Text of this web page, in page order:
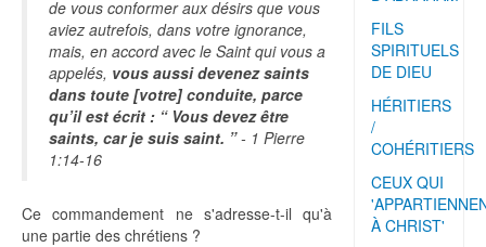
FILS
SPIRITUELS
DE DIEU
HÉRITIERS
/
COHÉRITIERS
CEUX QUI
À CHRIST'
de vous conformer aux désirs que vous
aviez autrefois, dans votre ignorance,
mais, en accord avec le Saint qui vous a
appelés, vous aussi devenez saints
dans toute [votre] conduite, parce
qu’il est écrit : “ Vous devez être
saints, car je suis saint. ”- 1 Pierre
1:14-16
Ce commandement ne s'adresse-t-il qu'à
une partie des chrétiens ?